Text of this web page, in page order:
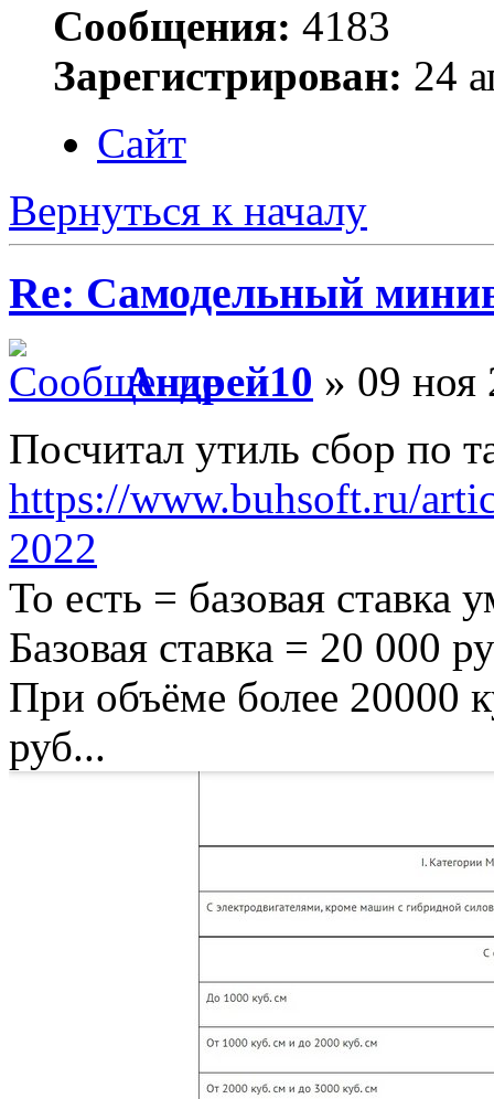
Сообщения: 4183
Зарегистрирован: 24
Сайт
Вернуться к началу
Re: Самодельный
Андрей10 » 09 ноя
Посчитал утиль сбор по
https://www.buhsoft.ru/
2022
То есть = базовая
Базовая ставка = 20 000
При объёме более 20000
руб...